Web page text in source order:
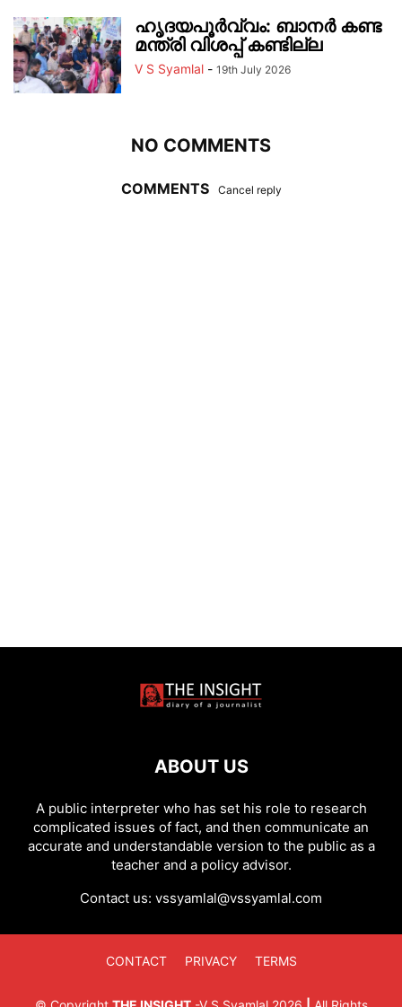
ഹൃദയപൂർവ്വം: ബാന‍ർ കണ്ട
മന്ത്രി വിശപ്പ് കണ്ടില്ല
V S Syamlal - 19th July 2026
NO COMMENTS
COMMENTS Cancel reply
ABOUT US
A public interpreter who has set his role to research
complicated issues of fact, and then communicate an
accurate and understandable version to the public as a
teacher and a policy advisor.
Contact us: vssyamlal@vssyamlal.com
CONTACT PRIVACY TERMS